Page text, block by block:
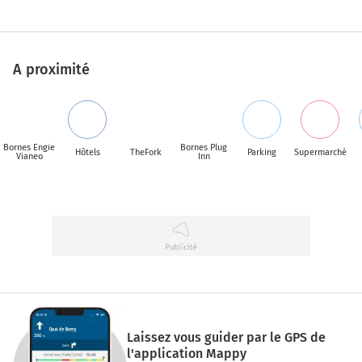
A proximité
Bornes Engie
Vianeo
Hôtels TheFork
Bornes Plug
Inn
Parking Supermarché
Laissez vous guider par le GPS de
l'application Mappy